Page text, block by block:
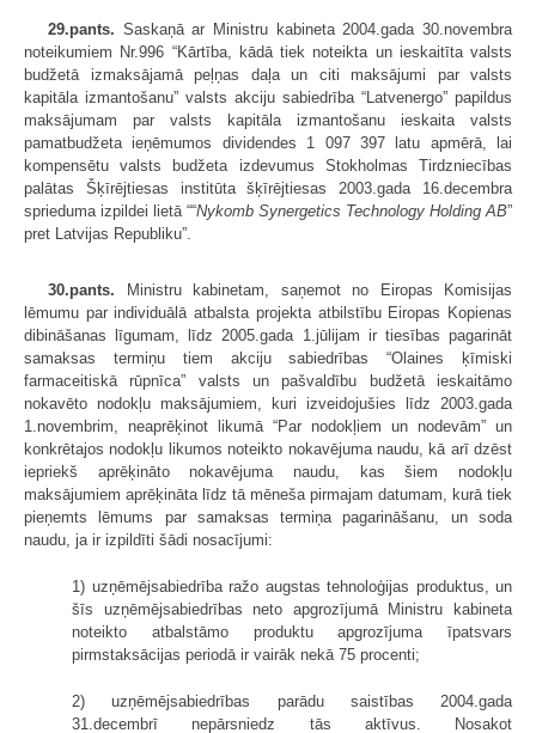
29.pants. Saskaņā ar Ministru kabineta 2004.gada 30.novembra
noteikumiem Nr.996 “Kārtība, kādā tiek noteikta un ieskaitīta valsts
budžetā izmaksājamā peļņas daļa un citi maksājumi par valsts
kapitāla izmantošanu” valsts akciju sabiedrība “Latvenergo” papildus
maksājumam par valsts kapitāla izmantošanu ieskaita valsts
pamatbudžeta ieņēmumos dividendes 1 097 397 latu apmērā, lai
kompensētu valsts budžeta izdevumus Stokholmas Tirdzniecības
palātas Šķīrējtiesas institūta šķīrējtiesas 2003.gada 16.decembra
sprieduma izpildei lietā ““Nykomb Synergetics Technology Holding AB”
pret Latvijas Republiku”.
30.pants. Ministru kabinetam, saņemot no Eiropas Komisijas
lēmumu par individuālā atbalsta projekta atbilstību Eiropas Kopienas
dibināšanas līgumam, līdz 2005.gada 1.jūlijam ir tiesības pagarināt
samaksas termiņu tiem akciju sabiedrības “Olaines ķīmiski
farmaceitiskā rūpnīca” valsts un pašvaldību budžetā ieskaitāmo
nokavēto nodokļu maksājumiem, kuri izveidojušies līdz 2003.gada
1.novembrim, neaprēķinot likumā “Par nodokļiem un nodevām” un
konkrētajos nodokļu likumos noteikto nokavējuma naudu, kā arī dzēst
iepriekš aprēķināto nokavējuma naudu, kas šiem nodokļu
maksājumiem aprēķināta līdz tā mēneša pirmajam datumam, kurā tiek
pieņemts lēmums par samaksas termiņa pagarināšanu, un soda
naudu, ja ir izpildīti šādi nosacījumi:
1) uzņēmējsabiedrība ražo augstas tehnoloģijas produktus, un
šīs uzņēmējsabiedrības neto apgrozījumā Ministru kabineta
noteikto atbalstāmo produktu apgrozījuma īpatsvars
pirmstaksācijas periodā ir vairāk nekā 75 procenti;
2) uzņēmējsabiedrības parādu saistības 2004.gada
31.decembrī nepārsniedz tās aktīvus. Nosakot